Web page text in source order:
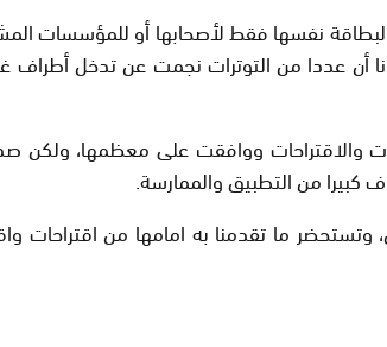
نفسها فقط لأصحابها أو للمؤسسات
عددا من التوترات نجمت عن تدخل أطراف
والاقتراحات ووافقت على معظمها، ولكن
كبيرا من التطبيق والممارسة.
ما تقدمنا به امامها من اقتراحات